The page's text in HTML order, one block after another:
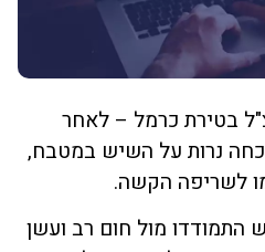
בטירת כרמל – לאחר
נרות על השיש במטבח,
לשריפה הקשה.
התמודדו מול חום רב ועשן